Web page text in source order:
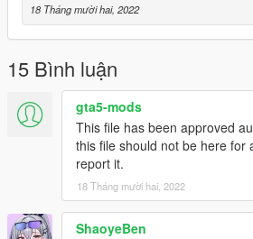
18 Tháng mười hai, 2022
15 Bình luận
gta5-mods
This file has been approved
this file should not be here for
report it.
18 Tháng mười hai, 2022
ShaoyeBen